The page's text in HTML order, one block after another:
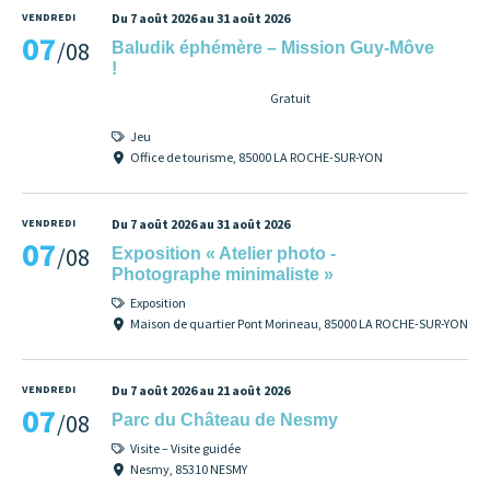
VENDREDI
07/08
Du 7 août 2026 au 31 août 2026
Baludik éphémère – Mission Guy-Môve
!
Gratuit
Jeu
Office de tourisme, 85000 LA ROCHE-SUR-YON
VENDREDI
07/08
Du 7 août 2026 au 31 août 2026
Exposition « Atelier photo -
Photographe minimaliste »
Exposition
Maison de quartier Pont Morineau, 85000 LA ROCHE-SUR-YON
VENDREDI
07/08
Du 7 août 2026 au 21 août 2026
Parc du Château de Nesmy
Visite – Visite guidée
Nesmy, 85310 NESMY